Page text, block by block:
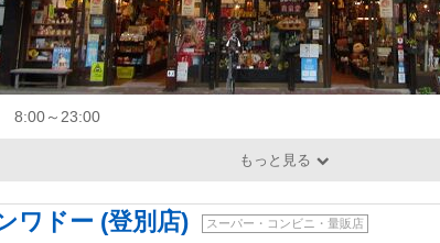
8:00～23:00
もっと見る
ワドー (登別店) スーパー・コンビニ・量販店